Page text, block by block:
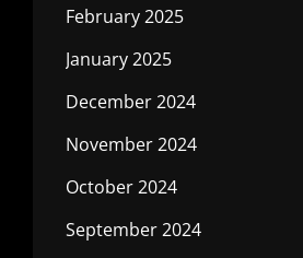
February 2025
January 2025
December 2024
November 2024
October 2024
September 2024